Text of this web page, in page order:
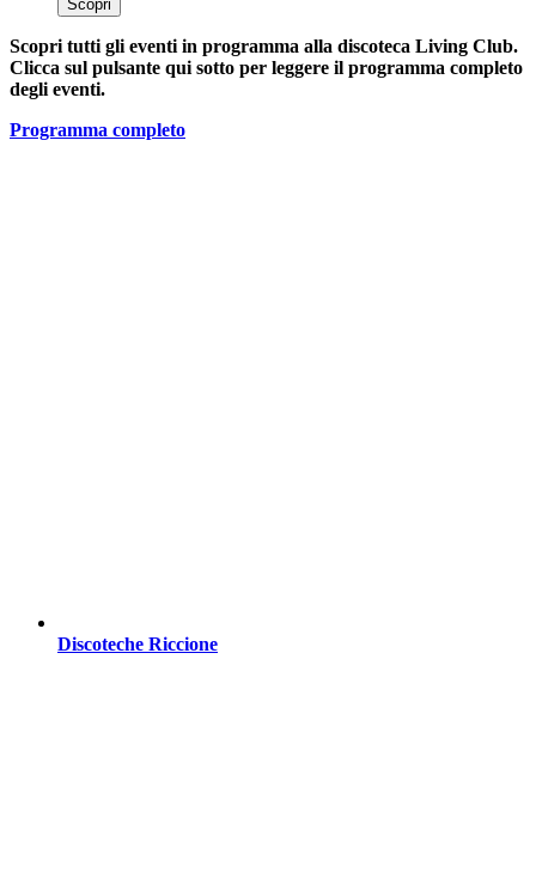
Scopri
Scopri tutti gli eventi in programma alla discoteca Living Club.
Clicca sul pulsante qui sotto per leggere il programma completo
degli eventi.
Programma completo
Discoteche Riccione